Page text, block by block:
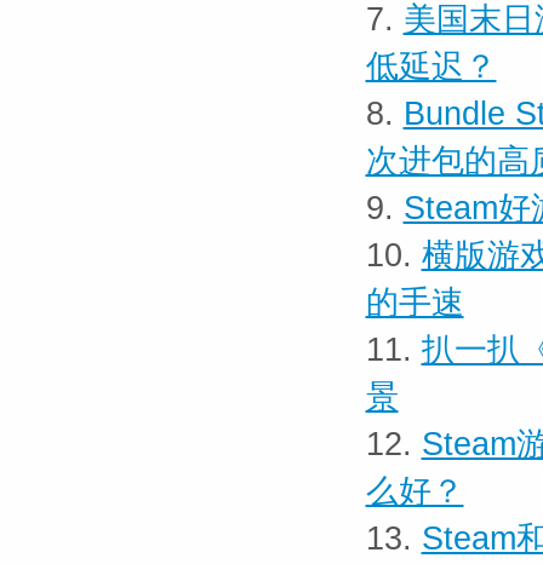
7. 美国末
低延迟？
8. Bundle
次进包的高
9. Steam好
10. 横版游
的手速
11. 扒一扒
景
12. Steam
么好？
13. Steam